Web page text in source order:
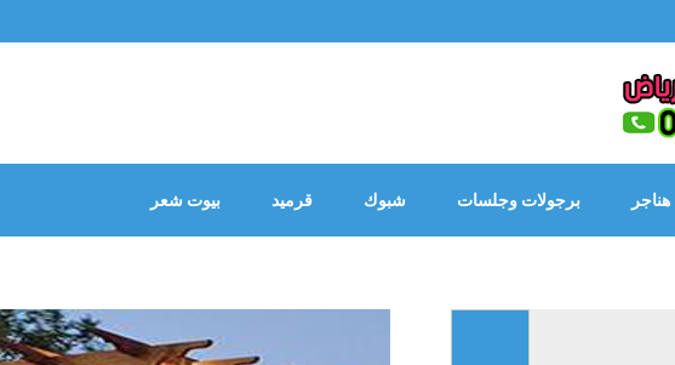
هناجر برجولات وجلسات شبوك قرميد بيوت شعر